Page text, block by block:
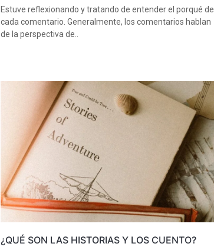
Estuve reflexionando y tratando de entender el porqué de
cada comentario. Generalmente, los comentarios hablan
de la perspectiva de..
¿QUÉ SON LAS HISTORIAS Y LOS CUENTO?